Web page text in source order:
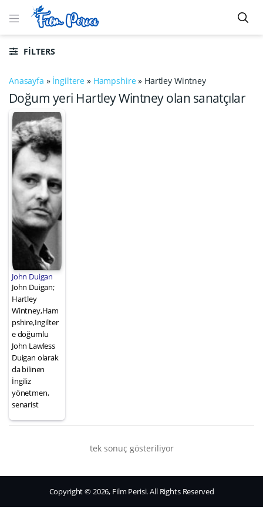
FILTERS
Anasayfa » İngiltere » Hampshire» Hartley Wintney
Doğum yeri Hartley Wintney olan sanatçılar
John Duigan
John Duigan;
Hartley
Wintney,Ham
pshire,İngilter
e doğumlu
John Lawless
Duigan olarak
da bilinen
İngiliz
yönetmen,
senarist
tek sonuç gösteriliyor
Copyright © 2026, Film Perisi. All Rights Reserved